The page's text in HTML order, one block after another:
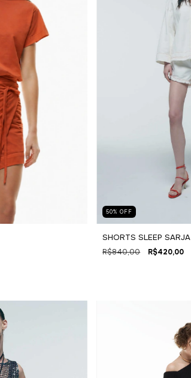
50%OFF
SHORTS SLEEP SARJA
R$840,00 R$420,00